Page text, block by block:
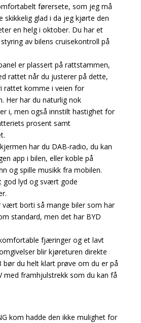
førersete, som jeg må
skikkelig glad i da jeg kjørte den
en helg i oktober. Du har et
av bilens cruisekontroll på
er plassert på rattstammen,
rattet når du justerer på dette,
rattet komme i veien for
Her har du naturlig nok
i, men også innstilt hastighet for
prosent samt
har du DAB-radio, du kan
app i bilen, eller koble på
og spille musikk fra mobilen.
god lyd og svært gode
vært borti så mange biler som har
standard, men det har BYD
fjæringer og et lavt
blir kjøreturen direkte
bør du helt klart prøve om du er på
med framhjulstrekk som du kan få
kom hadde den ikke mulighet for